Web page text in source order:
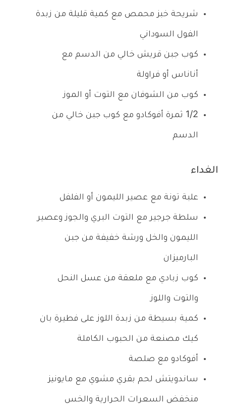
شريحة خبز محمص مع كمية قليلة من زبدة
الفول السوداني
كوب جبن قريش خالي من الدسم مع
أناناس أو فراولة
كوب من الشوفان مع التوت أو الموز
1/2 ثمرة أفوكادو مع كوب جبن خالي من
الدسم
الغداء
علبة تونة مع عصير الليمون أو الفلفل
سلطة جرجير مع التوت البري والجوز وعصير
الليمون والخل ورشة خفيفة من جبن
البارميزان
كوب زبادي مع ملعقة من عسل النحل
والتوت واللوز
كمية بسيطة من زبدة اللوز على فطيرة بان
كيك مصنعة من الحبوب الكاملة
أفوكادو مع صلصة
ساندويتش لحم بقري مشوي مع مايونيز
منخفض السعرات الحرارية والخس